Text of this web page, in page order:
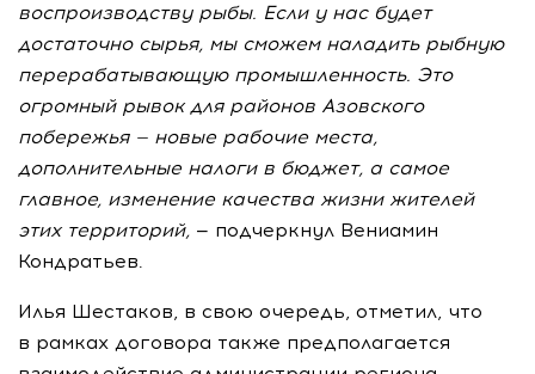
воспроизводству рыбы. Если у нас будет
достаточно сырья, мы сможем наладить рыбную
перерабатывающую промышленность. Это
огромный рывок для районов Азовского
побережья — новые рабочие места,
дополнительные налоги в бюджет, а самое
главное, изменение качества жизни жителей
этих территорий, — подчеркнул Вениамин
Кондратьев.
Илья Шестаков, в свою очередь, отметил, что
в рамках договора также предполагается